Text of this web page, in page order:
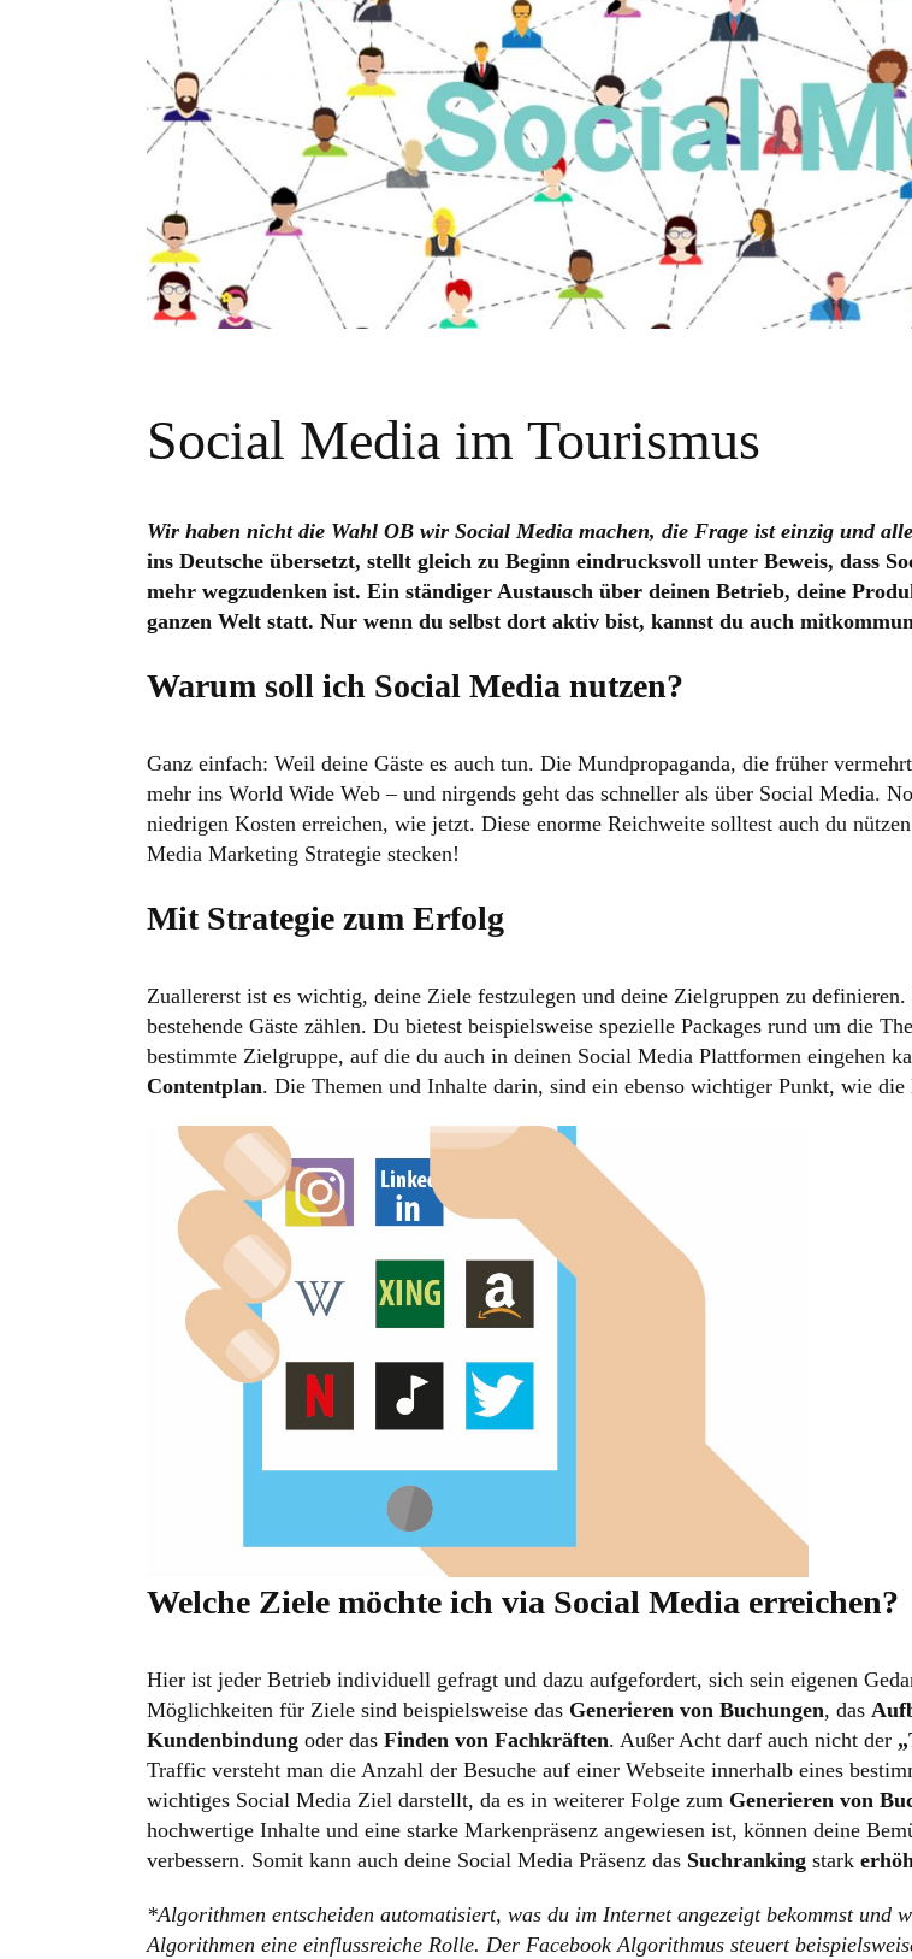
Social Media im Tourismus
Wir haben nicht die Wahl OB wir Social Media machen, die Frage ist einzig und
ins Deutsche übersetzt, stellt gleich zu Beginn eindrucksvoll unter Beweis, dass
mehr wegzudenken ist. Ein ständiger Austausch über deinen Betrieb, deine
ganzen Welt statt. Nur wenn du selbst dort aktiv bist, kannst du auch
Warum soll ich Social Media nutzen?
Ganz einfach: Weil deine Gäste es auch tun. Die Mundpropaganda, die früher
mehr ins World Wide Web – und nirgends geht das schneller als über Social Media.
niedrigen Kosten erreichen, wie jetzt. Diese enorme Reichweite solltest auch du
Media Marketing Strategie stecken!
Mit Strategie zum Erfolg
Zuallererst ist es wichtig, deine Ziele festzulegen und deine Zielgruppen zu
bestehende Gäste zählen. Du bietest beispielsweise spezielle Packages rund um die
bestimmte Zielgruppe, auf die du auch in deinen Social Media Plattformen eingehen
Contentplan. Die Themen und Inhalte darin, sind ein ebenso wichtiger Punkt, wie
Welche Ziele möchte ich via Social Media erreichen?
Hier ist jeder Betrieb individuell gefragt und dazu aufgefordert, sich sein eigenen
Möglichkeiten für Ziele sind beispielsweise das Generieren von Buchungen, das
Kundenbindung oder das Finden von Fachkräften. Außer Acht darf auch nicht der
Traffic versteht man die Anzahl der Besuche auf einer Webseite innerhalb eines
wichtiges Social Media Ziel darstellt, da es in weiterer Folge zum Generieren von
hochwertige Inhalte und eine starke Markenpräsenz angewiesen ist, können deine
verbessern. Somit kann auch deine Social Media Präsenz das Suchranking stark
*Algorithmen entscheiden automatisiert, was du im Internet angezeigt bekommst und
Algorithmen eine einflussreiche Rolle. Der Facebook Algorithmus steuert